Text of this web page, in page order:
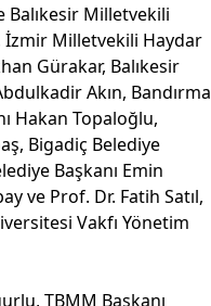
Balıkesir Milletvekili
İzmir Milletvekili Haydar
Gürakar, Balıkesir
Akın, Bandırma
Hakan Topaloğlu,
Bigadiç Belediye
Başkanı Emin
ve Prof. Dr. Fatih Satıl,
Vakfı Yönetim
TBMM Başkanı